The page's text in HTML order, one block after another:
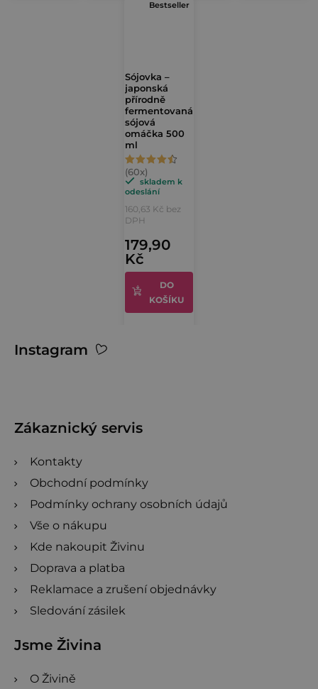
Bestseller
Sójovka –
japonská
přírodně
fermentovaná
sójová
omáčka 500
ml
Průměrné
hodnocení
je
4,7
z
5
hvězdiček.
odeslání
160,63 Kč bez
DPH
179,90
Kč
DO
KOŠÍKU
Instagram
Zákaznický servis
Kontakty
Obchodní podmínky
Podmínky ochrany osobních údajů
Vše o nákupu
Kde nakoupit Živinu
Doprava a platba
Reklamace a zrušení objednávky
Sledování zásilek
Jsme Živina
O Živině